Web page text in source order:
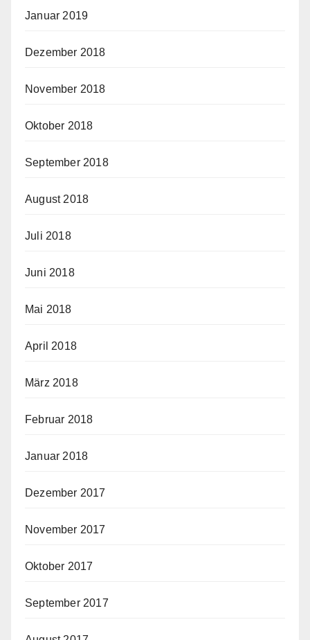
Januar 2019
Dezember 2018
November 2018
Oktober 2018
September 2018
August 2018
Juli 2018
Juni 2018
Mai 2018
April 2018
März 2018
Februar 2018
Januar 2018
Dezember 2017
November 2017
Oktober 2017
September 2017